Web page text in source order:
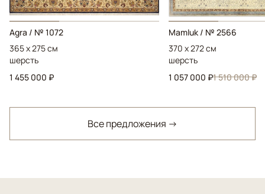
Agra / № 1072
365 x 275 см
шерсть
1 455 000 ₽
Mamluk / № 2566
370 x 272 см
шерсть
1 057 000 ₽1 510 000 ₽
Все предложения →